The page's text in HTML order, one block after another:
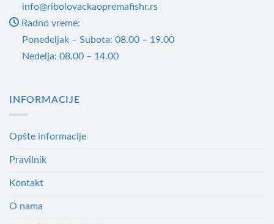
info@ribolovackaopremafishr.rs
Radno vreme:
Ponedeljak – Subota: 08.00 – 19.00
Nedelja: 08.00 – 14.00
INFORMACIJE
Opšte informacije
Pravilnik
Kontakt
O nama